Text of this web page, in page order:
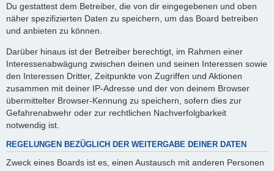
Du gestattest dem Betreiber, die von dir eingegebenen und oben
näher spezifizierten Daten zu speichern, um das Board betreiben
und anbieten zu können.
Darüber hinaus ist der Betreiber berechtigt, im Rahmen einer
Interessenabwägung zwischen deinen und seinen Interessen sowie
den Interessen Dritter, Zeitpunkte von Zugriffen und Aktionen
zusammen mit deiner IP-Adresse und der von deinem Browser
übermittelter Browser-Kennung zu speichern, sofern dies zur
Gefahrenabwehr oder zur rechtlichen Nachverfolgbarkeit
notwendig ist.
REGELUNGEN BEZÜGLICH DER WEITERGABE DEINER DATEN
Zweck eines Boards ist es, einen Austausch mit anderen Personen